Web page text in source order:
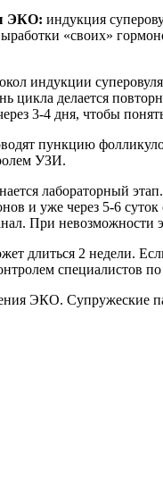
ЭКО: индукция
«своих»
индукции
делается
3-4 дня, чтобы
пункцию
УЗИ.
лабораторный
и уже через 5-6
При
длиться 2 недели.
специалистов
ЭКО. Супружеские